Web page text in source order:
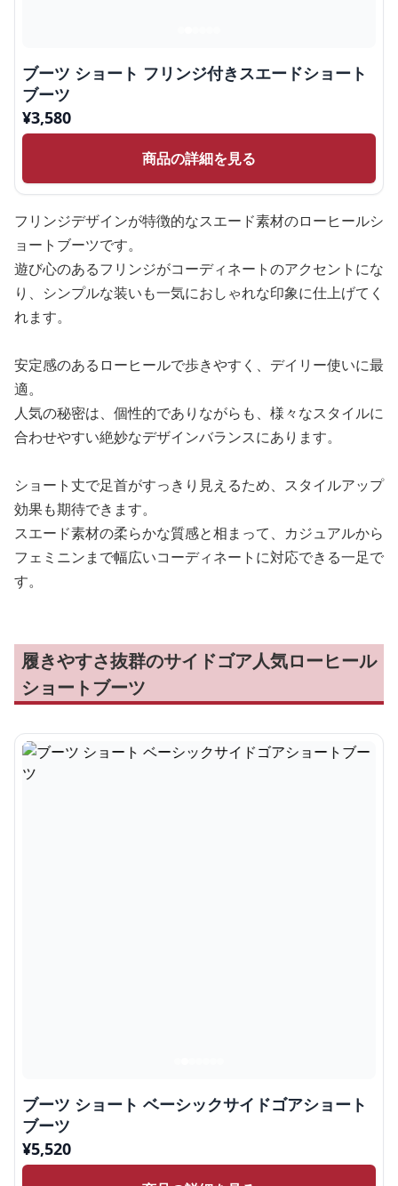
ブーツ ショート フリンジ付きスエードショート
ブーツ
¥3,580
商品の詳細を見る
フリンジデザインが特徴的なスエード素材のローヒールシ
ョートブーツです。
遊び心のあるフリンジがコーディネートのアクセントにな
り、シンプルな装いも一気におしゃれな印象に仕上げてく
れます。
安定感のあるローヒールで歩きやすく、デイリー使いに最
適。
人気の秘密は、個性的でありながらも、様々なスタイルに
合わせやすい絶妙なデザインバランスにあります。
ショート丈で足首がすっきり見えるため、スタイルアップ
効果も期待できます。
スエード素材の柔らかな質感と相まって、カジュアルから
フェミニンまで幅広いコーディネートに対応できる一足で
す。
履きやすさ抜群のサイドゴア人気ローヒール
ショートブーツ
ブーツ ショート ベーシックサイドゴアショート
ブーツ
¥5,520